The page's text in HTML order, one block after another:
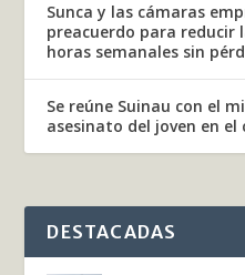
Sunca y las cámaras
preacuerdo para reducir
horas semanales sin
Se reúne Suinau con el
asesinato del joven en el
DESTACADAS